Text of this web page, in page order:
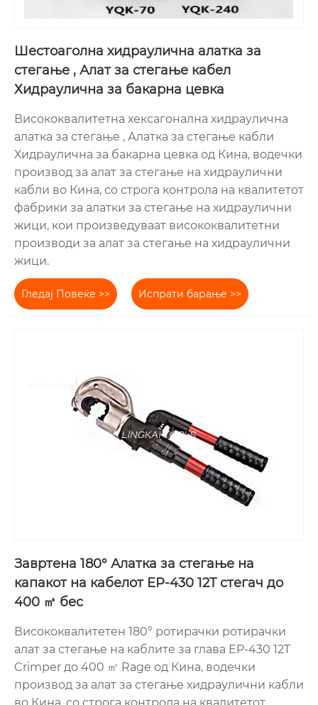
Шестоаголна хидраулична алатка за
стегање , Алат за стегање кабел
Хидраулична за бакарна цевка
Висококвалитетна хексагонална хидраулична
алатка за стегање , Алатка за стегање кабли
Хидраулична за бакарна цевка од Кина, водечки
производ за алат за стегање на хидраулични
кабли во Кина, со строга контрола на квалитетот
фабрики за алатки за стегање на хидраулични
жици, кои произведуваат висококвалитетни
производи за алат за стегање на хидраулични
жици.
Гледај Повеќе >> Испрати барање >>
Завртена 180° Алатка за стегање на
капакот на кабелот EP-430 12T стегач до
400 ㎡ бес
Висококвалитетен 180° ротирачки ротирачки
алат за стегање на каблите за глава EP-430 12T
Crimper до 400 ㎡ Rage од Кина, водечки
производ за алат за стегање хидраулични кабли